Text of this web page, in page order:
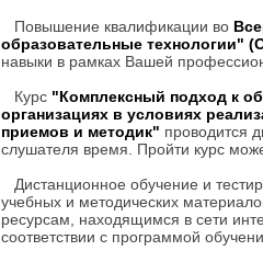
Повышение квалификации во
образовательные
навыки в рамках Вашей
Курс "Комплексный подход к
организациях в условиях
приемов и методик" проводится
слушателя время. Пройти курс
Дистанционное обучение и
учебных и методических
ресурсам, находящимся в сети
соответствии с программой